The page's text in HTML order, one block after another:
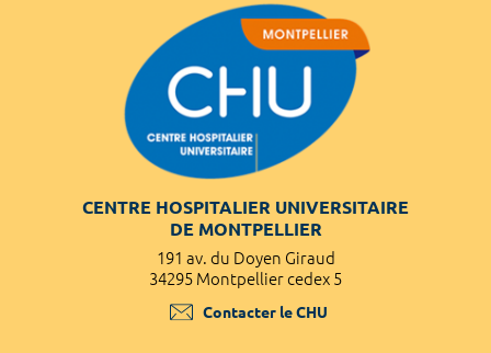
CENTRE HOSPITALIER UNIVERSITAIRE
DE MONTPELLIER
191 av. du Doyen Giraud
34295 Montpellier cedex 5
Contacter le CHU